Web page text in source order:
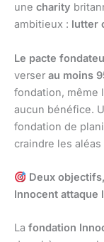
une charity
ambitieux : lutter
Le pacte
verser au moins
fondation, même
aucun bénéfice.
fondation de
craindre les
Deux
Innocent attaque
La fondation